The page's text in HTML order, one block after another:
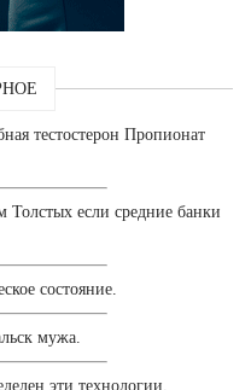
тестостерон Пропионат
Толстых если средние банки
состояние.
мужа.
эти технологии.